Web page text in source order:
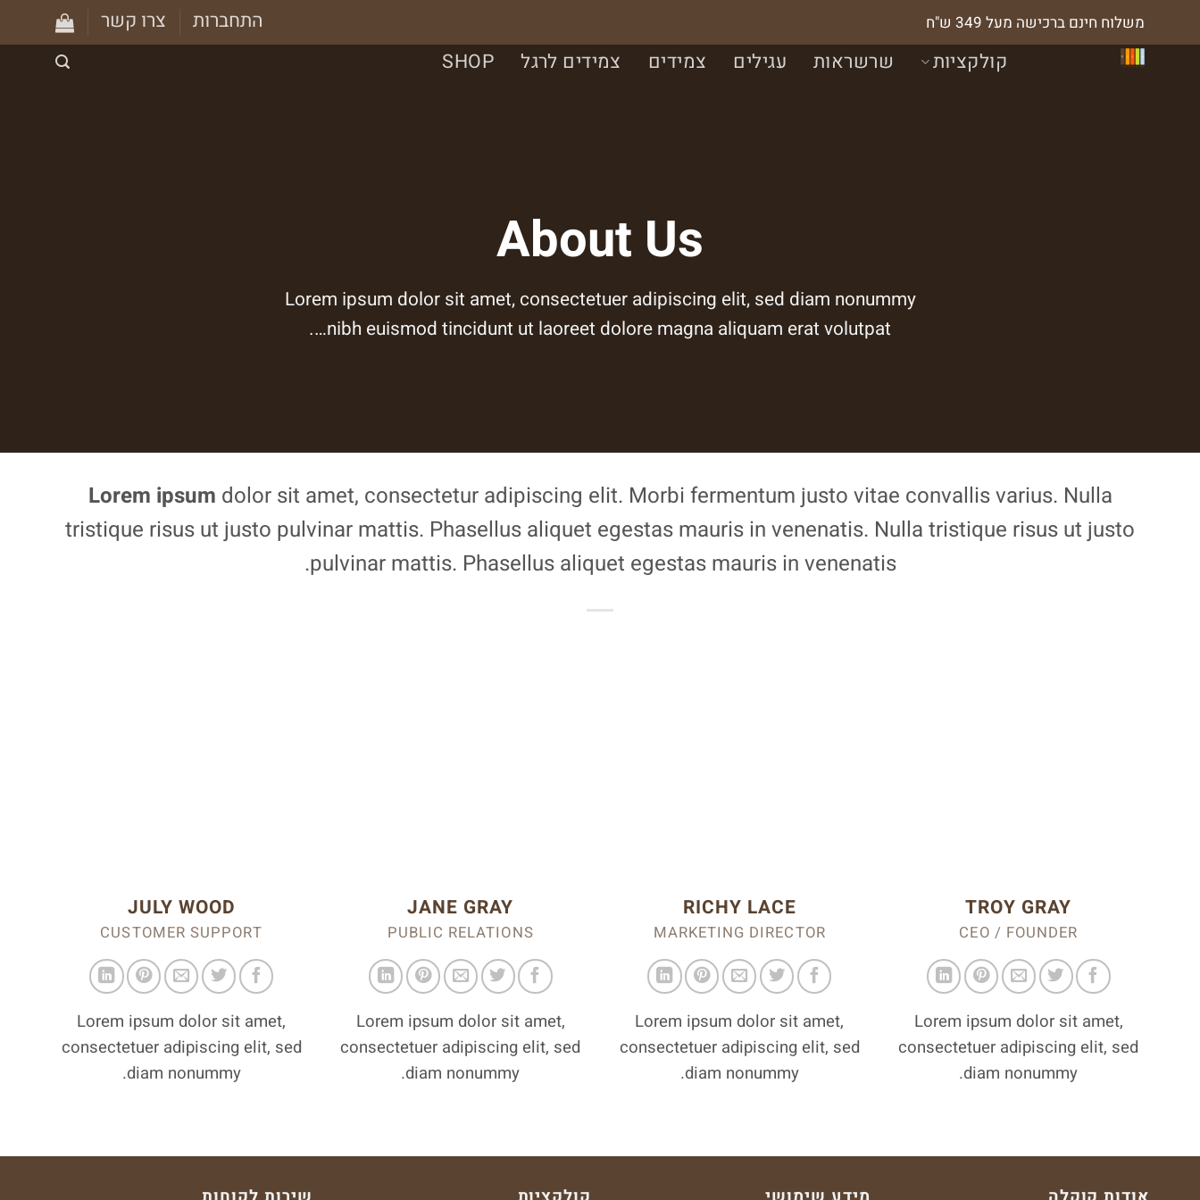
משלוח חינם ברכישה מעל 349 ש"ח התחברות
צרו קשר
קולקציות
שרשראות עגילים צמידים צמידים לרגל SHOP
About Us
Lorem ipsum dolor sit amet, consectetuer adipiscing elit, sed diam nonummy
nibh euismod tincidunt ut laoreet dolore magna aliquam erat volutpat….
Lorem ipsum dolor sit amet, consectetur adipiscing elit. Morbi fermentum justo vitae convallis varius. Nulla
tristique risus ut justo pulvinar mattis. Phasellus aliquet egestas mauris in venenatis. Nulla tristique risus ut justo
pulvinar mattis. Phasellus aliquet egestas mauris in venenatis.
TROY GRAY
CEO / FOUNDER
Lorem ipsum dolor sit amet,
consectetuer adipiscing elit, sed
diam nonummy.
RICHY LACE
MARKETING DIRECTOR
Lorem ipsum dolor sit amet,
consectetuer adipiscing elit, sed
diam nonummy.
JANE GRAY
PUBLIC RELATIONS
Lorem ipsum dolor sit amet,
consectetuer adipiscing elit, sed
diam nonummy.
JULY WOOD
CUSTOMER SUPPORT
Lorem ipsum dolor sit amet,
consectetuer adipiscing elit, sed
diam nonummy.